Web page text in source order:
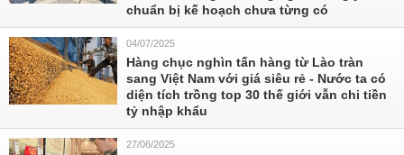
chuẩn bị kế hoạch chưa từng có
04/07/2025
Hàng chục nghìn tấn hàng từ Lào tràn
sang Việt Nam với giá siêu rẻ - Nước ta có
diện tích trồng top 30 thế giới vẫn chi tiền
tỷ nhập khẩu
27/06/2025